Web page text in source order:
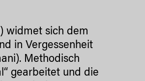
widmet sich dem
in Vergessenheit
Methodisch
gearbeitet und die